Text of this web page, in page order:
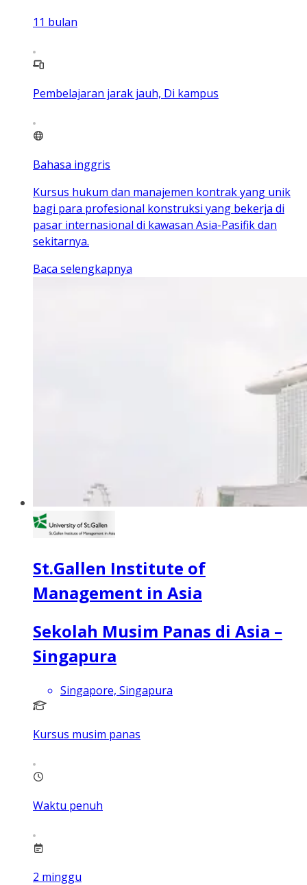
11 bulan
Pembelajaran jarak jauh, Di kampus
Bahasa inggris
Kursus hukum dan manajemen kontrak yang unik
bagi para profesional konstruksi yang bekerja di
pasar internasional di kawasan Asia-Pasifik dan
sekitarnya.
Baca selengkapnya
St.Gallen Institute of
Management in Asia
Sekolah Musim Panas di Asia –
Singapura
Singapore, Singapura
Kursus musim panas
Waktu penuh
2 minggu